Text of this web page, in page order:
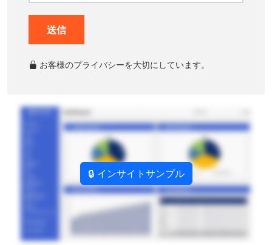
送信
お客様のプライバシーを大切にしています。
🔒 インサイトサンプル